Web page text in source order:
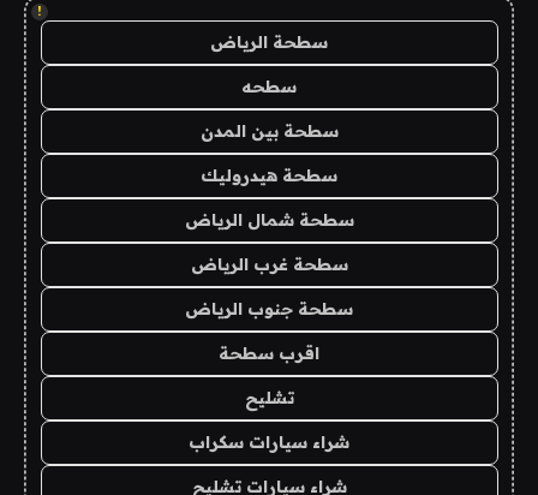
!
سطحة الرياض
سطحه
سطحة بين المدن
سطحة هيدروليك
سطحة شمال الرياض
سطحة غرب الرياض
سطحة جنوب الرياض
اقرب سطحة
تشليح
شراء سيارات سكراب
شراء سيارات تشليح